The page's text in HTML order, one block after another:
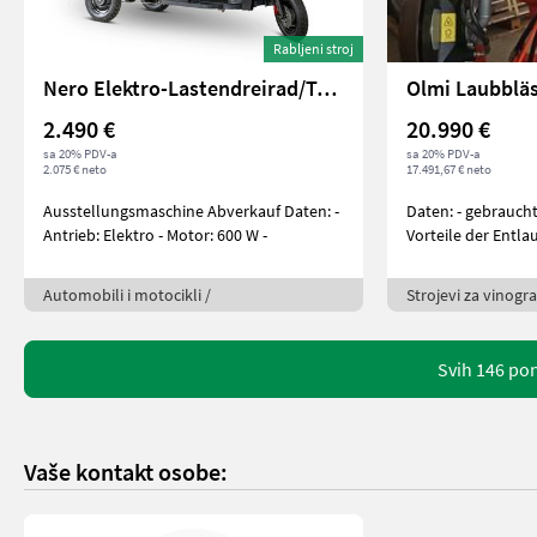
Rabljeni stroj
Nero Elektro-Lastendreirad/Tuk-Tuk Thunder
2.490 €
sa 20% PDV-a
2.075 € neto
Ausstellungsmaschine Abverkauf Daten: -
Antrieb: Elektro - Motor: 600 W -
Automobili i motocikli /
Olmi
20.990 €
sa 20% PDV-a
17.491,67 € neto
Daten: -
Vorteile der
Strojevi za
Svih 146
Vaše kontakt osobe: